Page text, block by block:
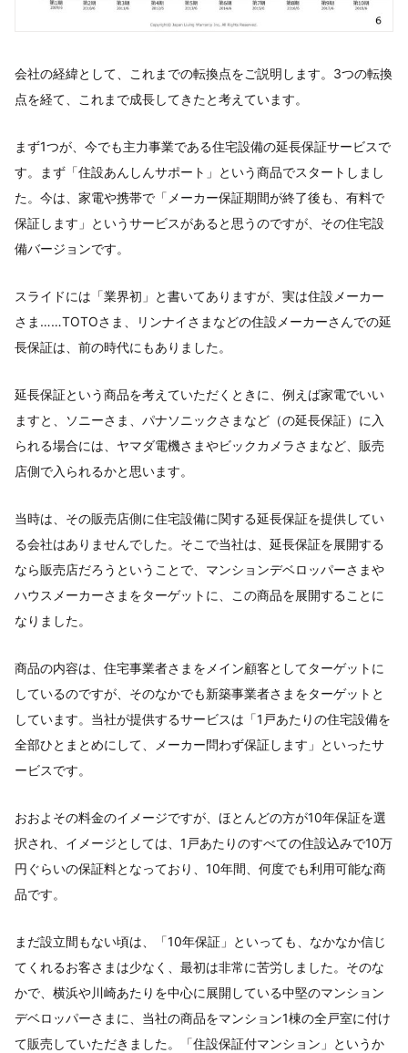
会社の経緯として、これまでの転換点をご説明します。3つの転換
点を経て、これまで成長してきたと考えています。
まず1つが、今でも主力事業である住宅設備の延長保証サービスで
す。まず「住設あんしんサポート」という商品でスタートしまし
た。今は、家電や携帯で「メーカー保証期間が終了後も、有料で
保証します」というサービスがあると思うのですが、その住宅設
備バージョンです。
スライドには「業界初」と書いてありますが、実は住設メーカー
さま……TOTOさま、リンナイさまなどの住設メーカーさんでの延
長保証は、前の時代にもありました。
延長保証という商品を考えていただくときに、例えば家電でいい
ますと、ソニーさま、パナソニックさまなど（の延長保証）に入
られる場合には、ヤマダ電機さまやビックカメラさまなど、販売
店側で入られるかと思います。
当時は、その販売店側に住宅設備に関する延長保証を提供してい
る会社はありませんでした。そこで当社は、延長保証を展開する
なら販売店だろうということで、マンションデベロッパーさまや
ハウスメーカーさまをターゲットに、この商品を展開することに
なりました。
商品の内容は、住宅事業者さまをメイン顧客としてターゲットに
しているのですが、そのなかでも新築事業者さまをターゲットと
しています。当社が提供するサービスは「1戸あたりの住宅設備を
全部ひとまとめにして、メーカー問わず保証します」といったサ
ービスです。
おおよその料金のイメージですが、ほとんどの方が10年保証を選
択され、イメージとしては、1戸あたりのすべての住設込みで10万
円ぐらいの保証料となっており、10年間、何度でも利用可能な商
品です。
まだ設立間もない頃は、「10年保証」といっても、なかなか信じ
てくれるお客さまは少なく、最初は非常に苦労しました。そのな
かで、横浜や川崎あたりを中心に展開している中堅のマンション
デベロッパーさまに、当社の商品をマンション1棟の全戸室に付け
て販売していただきました。「住設保証付マンション」というか